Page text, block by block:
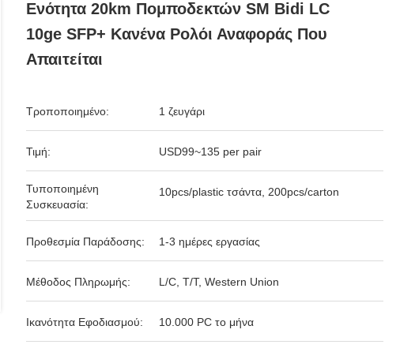
Ενότητα 20km Πομποδεκτών SM Bidi LC
10ge SFP+ Κανένα Ρολόι Αναφοράς Που
Απαιτείται
Τροποποιημένο: 1 ζευγάρι
Τιμή: USD99~135 per pair
Τυποποιημένη
Συσκευασία:
10pcs/plastic τσάντα, 200pcs/carton
Προθεσμία Παράδοσης: 1-3 ημέρες εργασίας
Μέθοδος Πληρωμής: L/C, T/T, Western Union
Ικανότητα Εφοδιασμού: 10.000 PC το μήνα